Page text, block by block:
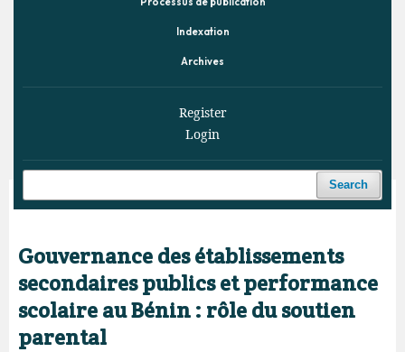
Indexation
Archives
Register
Login
Search
Home / Archives / Vol. 9 No. 1 (2026) / Articles
Gouvernance des établissements
secondaires publics et performance
scolaire au Bénin : rôle du soutien
parental